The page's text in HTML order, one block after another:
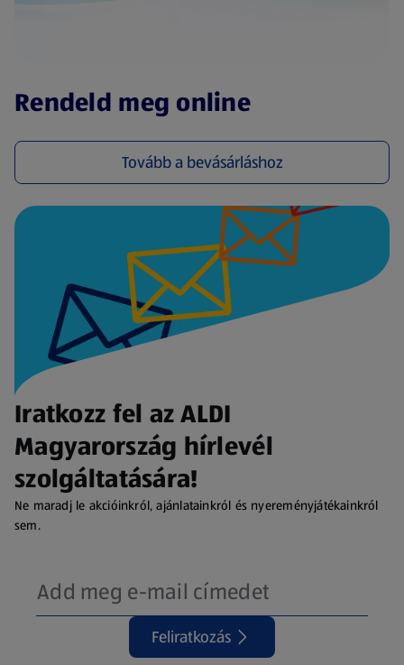
Rendeld meg online
Tovább a bevásárláshoz
(új oldalon nyílik meg)
Iratkozz fel az ALDI
Magyarország hírlevél
szolgáltatására!
Ne maradj le akcióinkról, ajánlatainkról és nyereményjátékainkról
sem.
Feliratkozás